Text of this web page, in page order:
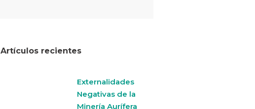
Artículos recientes
Externalidades
Negativas de la
Minería Aurífera